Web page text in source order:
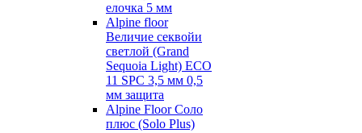
елочка 5 мм
Alpine floor
Величие секвойи
светлой (Grand
Sequoia Light) ECO
11 SPC 3,5 мм 0,5
мм защита
Alpine Floor Соло
плюс (Solo Plus)